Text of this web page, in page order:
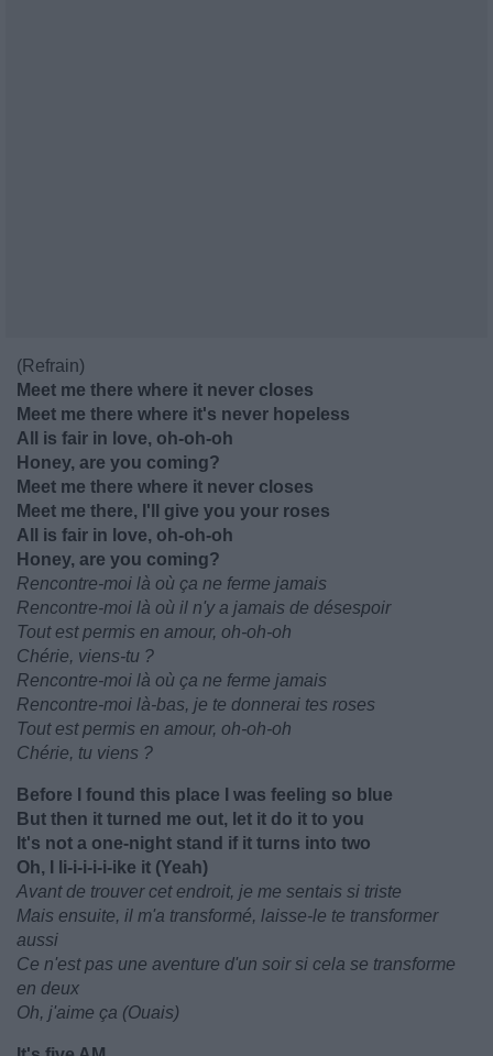
(Refrain)
Meet me there where it never closes
Meet me there where it's never hopeless
All is fair in love, oh-oh-oh
Honey, are you coming?
Meet me there where it never closes
Meet me there, I'll give you your roses
All is fair in love, oh-oh-oh
Honey, are you coming?
Rencontre-moi là où ça ne ferme jamais
Rencontre-moi là où il n'y a jamais de désespoir
Tout est permis en amour, oh-oh-oh
Chérie, viens-tu ?
Rencontre-moi là où ça ne ferme jamais
Rencontre-moi là-bas, je te donnerai tes roses
Tout est permis en amour, oh-oh-oh
Chérie, tu viens ?
Before I found this place I was feeling so blue
But then it turned me out, let it do it to you
It's not a one-night stand if it turns into two
Oh, I li-i-i-i-i-ike it (Yeah)
Avant de trouver cet endroit, je me sentais si triste
Mais ensuite, il m'a transformé, laisse-le te transformer
aussi
Ce n'est pas une aventure d'un soir si cela se transforme
en deux
Oh, j'aime ça (Ouais)